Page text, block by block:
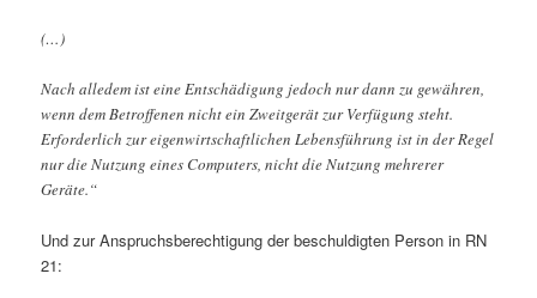
(…)
Nach alledem ist eine Entschädigung jedoch nur dann zu gewähren,
wenn dem Betroffenen nicht ein Zweitgerät zur Verfügung steht.
Erforderlich zur eigenwirtschaftlichen Lebensführung ist in der Regel
nur die Nutzung eines Computers, nicht die Nutzung mehrerer
Geräte.“
Und zur Anspruchsberechtigung der beschuldigten Person in RN
21: